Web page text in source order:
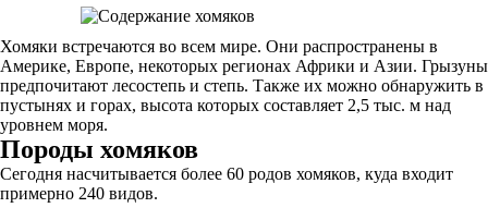
Хомяки встречаются во всем мире. Они распространены в
Америке, Европе, некоторых регионах Африки и Азии. Грызуны
предпочитают лесостепь и степь. Также их можно обнаружить в
пустынях и горах, высота которых составляет 2,5 тыс. м над
уровнем моря.
Породы хомяков
Сегодня насчитывается более 60 родов хомяков, куда входит
примерно 240 видов.